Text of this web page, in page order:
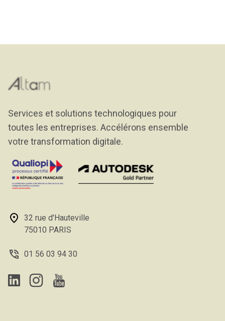
Services et solutions technologiques pour
toutes les entreprises. Accélérons ensemble
votre transformation digitale.
32 rue d'Hauteville
75010 PARIS
01 56 03 94 30